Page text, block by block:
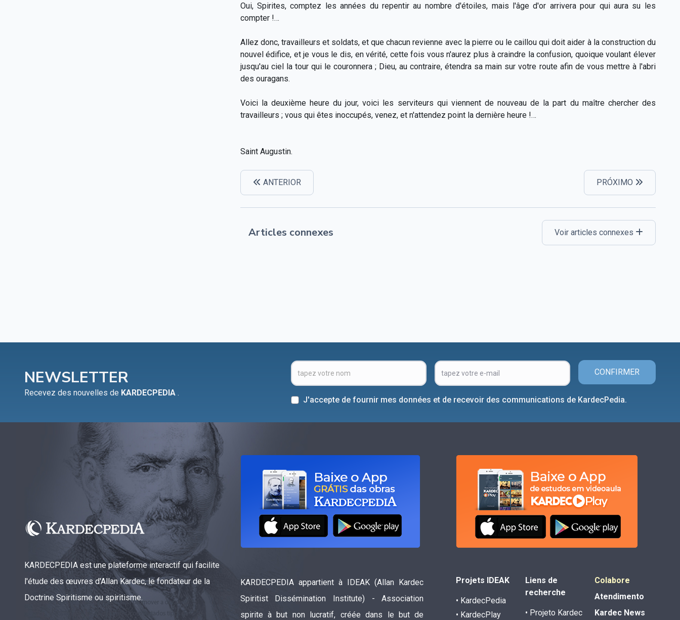
Oui, Spirites, comptez les années du repentir au nombre d'étoiles, mais l'âge d'or arrivera pour qui aura su les
compter !…
Allez donc, travailleurs et soldats, et que chacun revienne avec la pierre ou le caillou qui doit aider à la construction du
nouvel édifice, et je vous le dis, en vérité, cette fois vous n'aurez plus à craindre la confusion, quoique voulant élever
jusqu'au ciel la tour qui le couronnera ; Dieu, au contraire, étendra sa main sur votre route afin de vous mettre à l'abri
des ouragans.
Voici la deuxième heure du jour, voici les serviteurs qui viennent de nouveau de la part du maître chercher des
travailleurs ; vous qui êtes inoccupés, venez, et n'attendez point la dernière heure !…
Saint Augustin.
ANTERIOR PRÓXIMO
Articles connexes Voir articles connexes
NEWSLETTER
Recevez des nouvelles de KARDECPEDIA .
CONFIRMER
J'accepte de fournir mes données et de recevoir des communications de KardecPedia.
KARDECPEDIA est une plateforme interactif qui facilite
l'étude des œuvres d'Allan Kardec, le fondateur de la
Doctrine Spiritisme ou spiritisme.
KARDECPEDIA appartient à IDEAK (Allan Kardec
Spiritist Dissémination Institute) - Association
spirite à but non lucratif, créée dans le but de
Projets IDEAK
• KardecPedia
• KardecPlay
Liens de
recherche
• Projeto Kardec
Colabore
Atendimento
Kardec News